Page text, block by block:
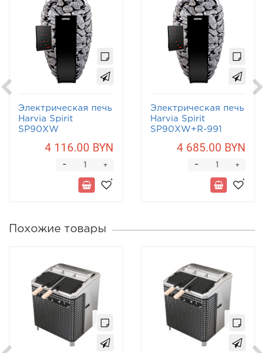
Электрическая печь
Harvia Spirit
SP90XW
4 116.00 BYN
+
-
Электрическая печь
Harvia Spirit
SP90XW+R-991
4 685.00 BYN
+
-
Похожие товары